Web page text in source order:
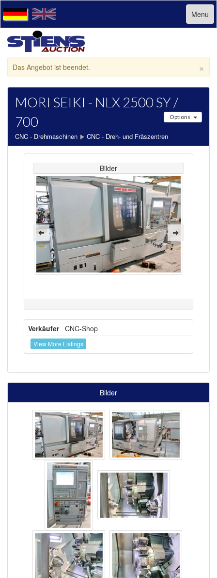
Menu
×
Das Angebot ist beendet.
MORI SEIKI - NLX 2500 SY /
700
Options
CNC - Drehmaschinen CNC - Dreh- und Fräszentren
Bilder
VerkäuferCNC-Shop
View More Listings
Bilder